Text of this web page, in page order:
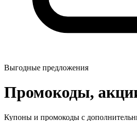
Выгодные предложения
Промокоды,
Купоны и промокоды с